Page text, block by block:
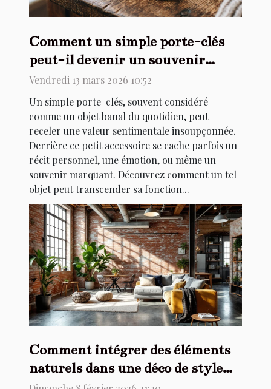
Comment un simple porte-clés
peut-il devenir un souvenir
précieux ?
Vendredi 13 mars 2026 10:52
Un simple porte-clés, souvent considéré
comme un objet banal du quotidien, peut
receler une valeur sentimentale insoupçonnée.
Derrière ce petit accessoire se cache parfois un
récit personnel, une émotion, ou même un
souvenir marquant. Découvrez comment un tel
objet peut transcender sa fonction...
Comment intégrer des éléments
naturels dans une déco de style